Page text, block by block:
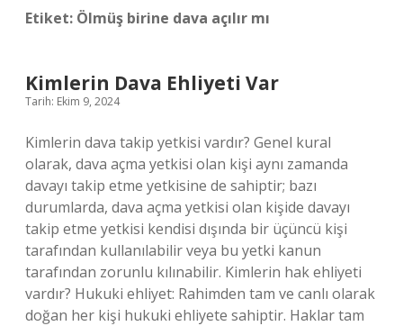
Etiket: Ölmüş birine dava açılır mı
Kimlerin Dava Ehliyeti Var
Tarih: Ekim 9, 2024
Kimlerin dava takip yetkisi vardır? Genel kural
olarak, dava açma yetkisi olan kişi aynı zamanda
davayı takip etme yetkisine de sahiptir; bazı
durumlarda, dava açma yetkisi olan kişide davayı
takip etme yetkisi kendisi dışında bir üçüncü kişi
tarafından kullanılabilir veya bu yetki kanun
tarafından zorunlu kılınabilir. Kimlerin hak ehliyeti
vardır? Hukuki ehliyet: Rahimden tam ve canlı olarak
doğan her kişi hukuki ehliyete sahiptir. Haklar tam